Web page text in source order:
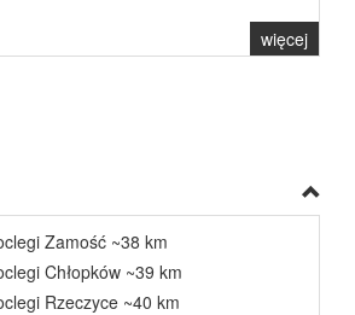
więcej
Zamość ~38 km
Chłopków ~39 km
Rzeczyce ~40 km